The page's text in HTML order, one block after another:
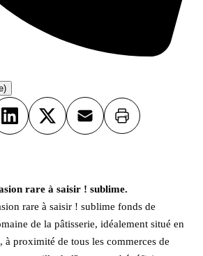
LinkedInX Email Imprimer
rare à saisir ! sublime.
rare à saisir ! sublime fonds de
de la pâtisserie, idéalement situé en
proximité de tous les commerces de